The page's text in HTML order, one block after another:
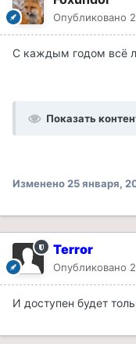
Опубликовано
С каждым годом всё
Показать
Изменено25 января,
Terror
Опубликовано
И доступен будет